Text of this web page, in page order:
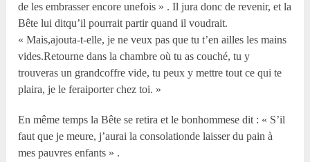
de les embrasser encore unefois » . Il jura donc de revenir, et la
Bête lui ditqu’il pourrait partir quand il voudrait.
« Mais,ajouta-t-elle, je ne veux pas que tu t’en ailles les mains
vides.Retourne dans la chambre où tu as couché, tu y
trouveras un grandcoffre vide, tu peux y mettre tout ce qui te
plaira, je le feraiporter chez toi. »
En même temps la Bête se retira et le bonhommese dit : « S’il
faut que je meure, j’aurai la consolationde laisser du pain à
mes pauvres enfants » .